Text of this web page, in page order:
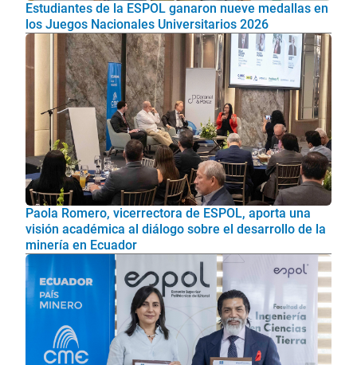
Estudiantes de la ESPOL ganaron nueve medallas en
los Juegos Nacionales Universitarios 2026
Paola Romero, vicerrectora de ESPOL, aporta una
visión académica al diálogo sobre el desarrollo de la
minería en Ecuador